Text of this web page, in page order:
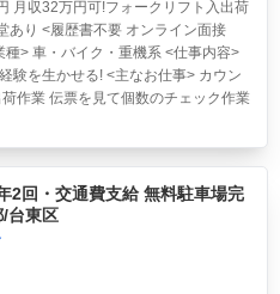
月収32万円可!フォークリフト入出荷
あり <履歴書不要 オンライン面接
> 車・バイク・重機系 <仕事内容>
験を生かせる! <主なお仕事> カウン
作業 伝票を見て個数のチェック作業
2回・交通費支給 無料駐車場完
台東区